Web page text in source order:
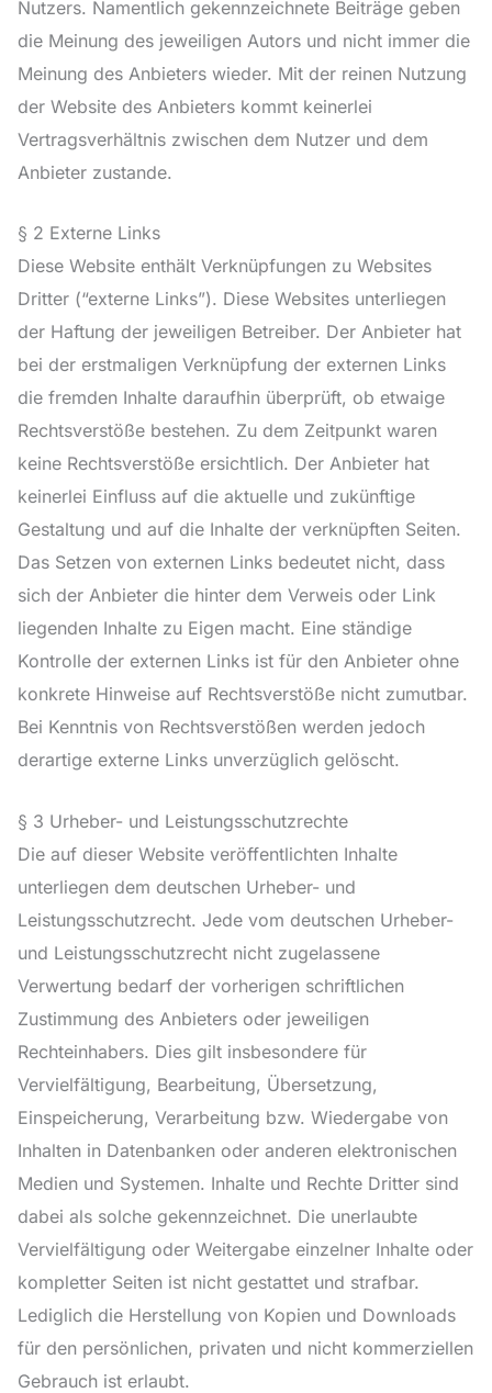
Nutzers. Namentlich gekennzeichnete Beiträge geben
die Meinung des jeweiligen Autors und nicht immer die
Meinung des Anbieters wieder. Mit der reinen Nutzung
der Website des Anbieters kommt keinerlei
Vertragsverhältnis zwischen dem Nutzer und dem
Anbieter zustande.
§ 2 Externe Links
Diese Website enthält Verknüpfungen zu Websites
Dritter (“externe Links”). Diese Websites unterliegen
der Haftung der jeweiligen Betreiber. Der Anbieter hat
bei der erstmaligen Verknüpfung der externen Links
die fremden Inhalte daraufhin überprüft, ob etwaige
Rechtsverstöße bestehen. Zu dem Zeitpunkt waren
keine Rechtsverstöße ersichtlich. Der Anbieter hat
keinerlei Einfluss auf die aktuelle und zukünftige
Gestaltung und auf die Inhalte der verknüpften Seiten.
Das Setzen von externen Links bedeutet nicht, dass
sich der Anbieter die hinter dem Verweis oder Link
liegenden Inhalte zu Eigen macht. Eine ständige
Kontrolle der externen Links ist für den Anbieter ohne
konkrete Hinweise auf Rechtsverstöße nicht zumutbar.
Bei Kenntnis von Rechtsverstößen werden jedoch
derartige externe Links unverzüglich gelöscht.
§ 3 Urheber- und Leistungsschutzrechte
Die auf dieser Website veröffentlichten Inhalte
unterliegen dem deutschen Urheber- und
Leistungsschutzrecht. Jede vom deutschen Urheber-
und Leistungsschutzrecht nicht zugelassene
Verwertung bedarf der vorherigen schriftlichen
Zustimmung des Anbieters oder jeweiligen
Rechteinhabers. Dies gilt insbesondere für
Vervielfältigung, Bearbeitung, Übersetzung,
Einspeicherung, Verarbeitung bzw. Wiedergabe von
Inhalten in Datenbanken oder anderen elektronischen
Medien und Systemen. Inhalte und Rechte Dritter sind
dabei als solche gekennzeichnet. Die unerlaubte
Vervielfältigung oder Weitergabe einzelner Inhalte oder
kompletter Seiten ist nicht gestattet und strafbar.
Lediglich die Herstellung von Kopien und Downloads
für den persönlichen, privaten und nicht kommerziellen
Gebrauch ist erlaubt.